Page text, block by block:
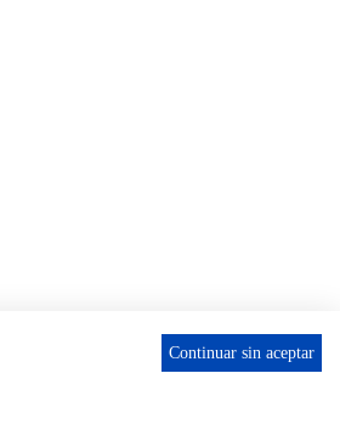
Continuar sin aceptar